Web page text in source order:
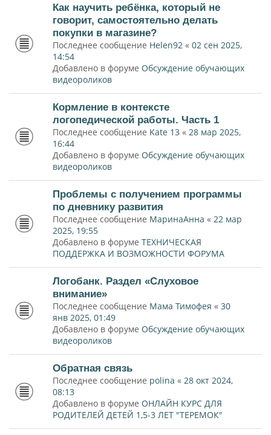
Как научить ребёнка, который не
говорит, самостоятельно делать
покупки в магазине?
Последнее сообщение Helen92 « 02 сен 2025,
14:54
Добавлено в форуме Обсуждение обучающих
видеороликов
Кормление в контексте
логопедической работы. Часть 1
Последнее сообщение Kate 13 « 28 мар 2025,
16:44
Добавлено в форуме Обсуждение обучающих
видеороликов
Проблемы с получением программы
по дневнику развития
Последнее сообщение МаринаАнна « 22 мар
2025, 19:55
Добавлено в форуме ТЕХНИЧЕСКАЯ
ПОДДЕРЖКА И ВОЗМОЖНОСТИ ФОРУМА
Логобанк. Раздел «Слуховое
внимание»
Последнее сообщение Мама Тимофея « 30
янв 2025, 01:49
Добавлено в форуме Обсуждение обучающих
видеороликов
Обратная связь
Последнее сообщение polina « 28 окт 2024,
08:13
Добавлено в форуме ОНЛАЙН КУРС ДЛЯ
РОДИТЕЛЕЙ ДЕТЕЙ 1,5-3 ЛЕТ "ТЕРЕМОК"